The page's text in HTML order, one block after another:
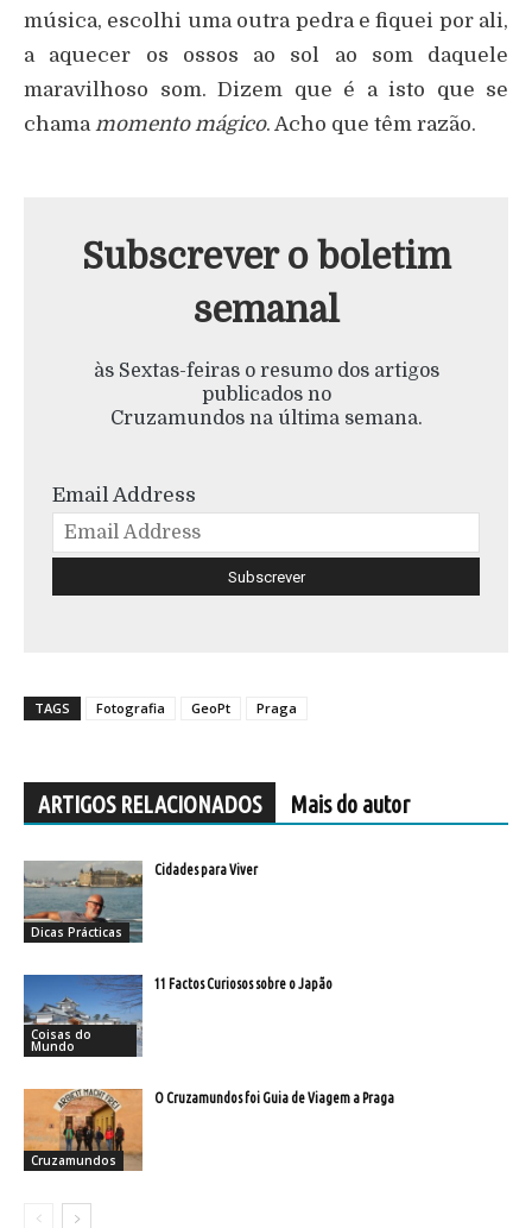
música, escolhi uma outra pedra e fiquei por ali,
a aquecer os ossos ao sol ao som daquele
maravilhoso som. Dizem que é a isto que se
chama momento mágico. Acho que têm razão.
Subscrever o boletim
semanal
às Sextas-feiras o resumo dos artigos
publicados no
Cruzamundos na última semana.
Email Address
TAGS Fotografia GeoPt Praga
ARTIGOS RELACIONADOS Mais do autor
Dicas Prácticas
Cidades para Viver
Coisas do
Mundo
11 Factos Curiosos sobre o Japão
Cruzamundos
O Cruzamundos foi Guia de Viagem a Praga